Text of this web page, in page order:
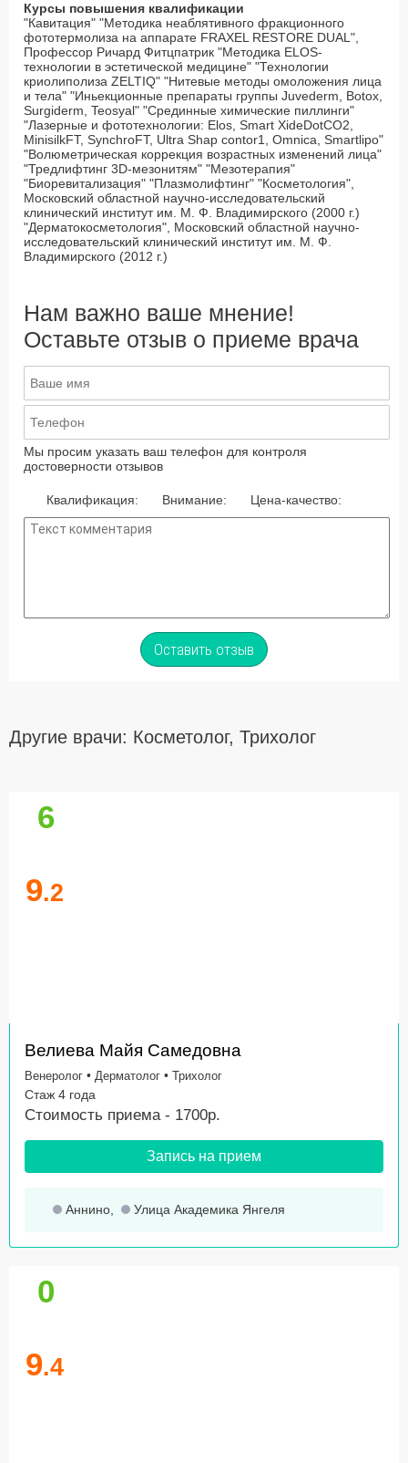
Курсы повышения квалификации
"Кавитация" "Методика неаблятивного фракционного
фототермолиза на аппарате FRAXEL RESTORE DUAL",
Профессор Ричард Фитцпатрик "Методика ELOS-
технологии в эстетической медицине" "Технологии
криолиполиза ZELTIQ" "Нитевые методы омоложения лица
и тела" "Иньекционные препараты группы Juvederm, Botox,
Surgiderm, Teosyal" "Срединные химические пиллинги"
"Лазерные и фототехнологии: Elos, Smart XideDotCO2,
MinisilkFT, SynchroFT, Ultra Shap contor1, Omnica, Smartlipo"
"Волюметрическая коррекция возрастных изменений лица"
"Тредлифтинг 3D-мезонитям" "Мезотерапия"
"Биоревитализация" "Плазмолифтинг" "Косметология",
Московский областной научно-исследовательский
клинический институт им. М. Ф. Владимирского (2000 г.)
"Дерматокосметология", Московский областной научно-
исследовательский клинический институт им. М. Ф.
Владимирского (2012 г.)
Нам важно ваше мнение!
Оставьте отзыв о приеме врача
Мы просим указать ваш телефон для контроля
достоверности отзывов
Квалификация: Внимание: Цена-качество:
Оставить отзыв
Другие врачи: Косметолог, Трихолог
6
9.2
Велиева Майя Самедовна
Венеролог • Дерматолог • Трихолог
Стаж 4 года
Стоимость приема - 1700р.
Запись на прием
Аннино Улица Академика Янгеля
0
9.4